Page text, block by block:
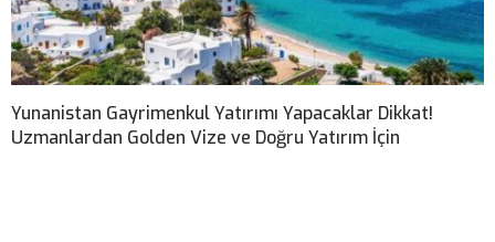
Yunanistan Gayrimenkul Yatırımı Yapacaklar Dikkat!
Uzmanlardan Golden Vize ve Doğru Yatırım İçin